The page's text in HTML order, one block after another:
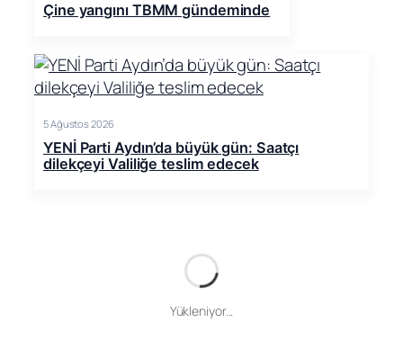
Çine yangını TBMM gündeminde
5 Ağustos 2026
YENİ Parti Aydın’da büyük gün: Saatçı
dilekçeyi Valiliğe teslim edecek
Yükleniyor...